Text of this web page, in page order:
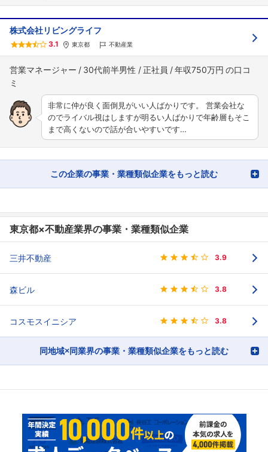
株式会社リビングライフ
3.1 東京都 不動産業
営業マネージャー 30代前半男性 正社員 年収750万円
非常に仲が良く面倒見がいい人ばかりです。 営業会社な
のでライバル視はしますが明るい人ばかりで年齢層もそこ
まで高くないので話が合いやすいです…
この企業の事業・業種類似企業をもっと読む
東京都×不動産業界の事業・業種類似企業
三井不動産 3.9
森ビル 3.8
コスモスイニシア 3.8
同地域×同業界の事業・業種類似企業をもっと読む